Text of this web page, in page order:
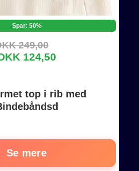
Spar: 50%
249,00
124,50
top i rib med
Se mere